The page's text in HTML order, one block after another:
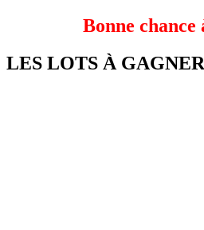
Bonne chance
LES LOTS À GAGNER